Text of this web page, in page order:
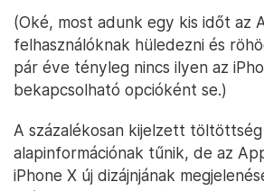
(Oké, most adunk egy kis időt az
felhasználóknak hüledezni és
pár éve tényleg nincs ilyen az
bekapcsolható opcióként se.)
A százalékosan kijelzett
alapinformációnak tűnik, de az
iPhone X új dizájnjának